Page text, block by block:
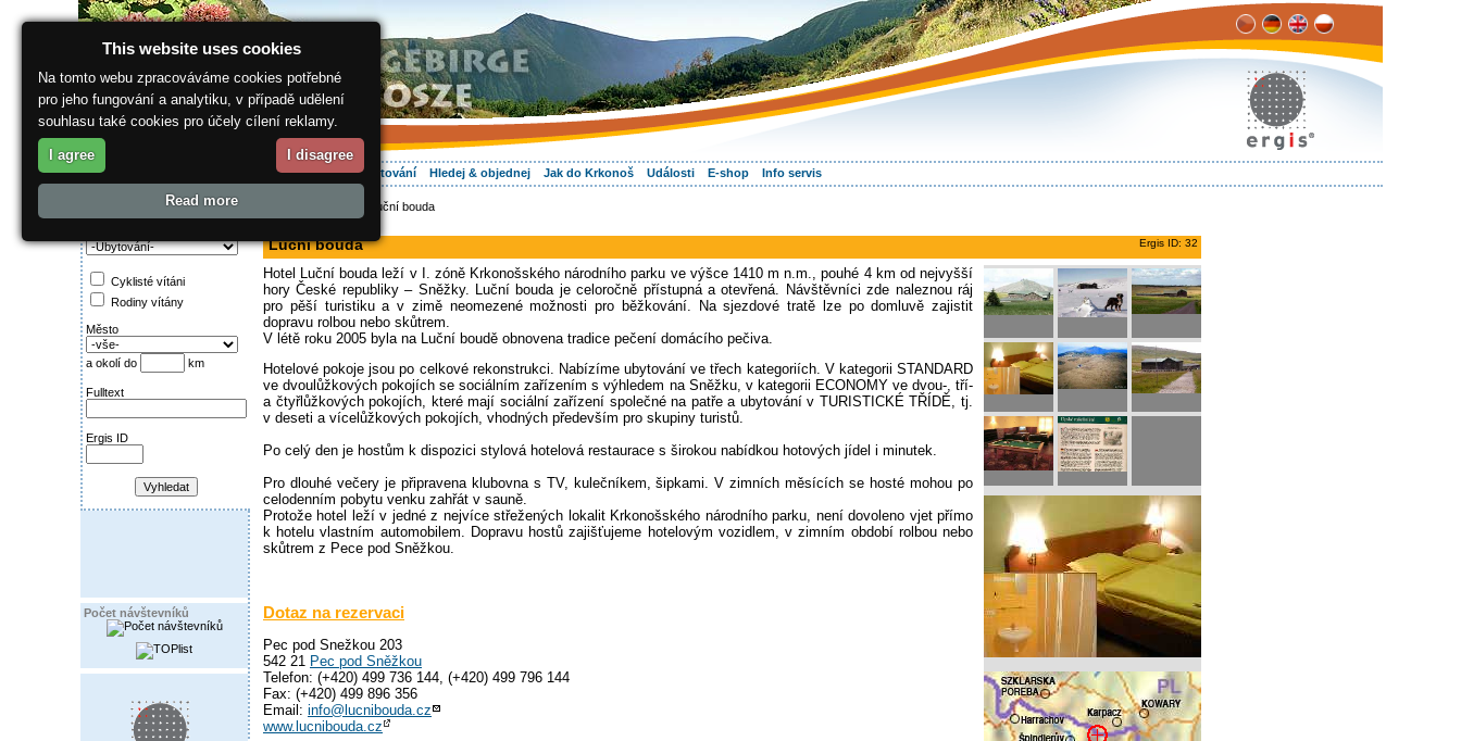
O regionu Vaše dovolená Ubytování Hledej & objednej Jak do Krkonoš Události E-shop Info servis
Najděte si:
Cyklisté vítáni
Rodiny vítány
Město
a okolí do km
Fulltext
Ergis ID
Počet návštevníků
> Luční bouda
Ergis ID: 32
Luční bouda
Hotel Luční bouda leží v I. zóně Krkonošského národního parku ve výšce 1410 m n.m., pouhé 4 km od nejvyšší
hory České republiky – Sněžky. Luční bouda je celoročně přístupná a otevřená. Návštěvníci zde naleznou ráj
pro pěší turistiku a v zimě neomezené možnosti pro běžkování. Na sjezdové tratě lze po domluvě zajistit
dopravu rolbou nebo skůtrem.
V létě roku 2005 byla na Luční boudě obnovena tradice pečení domácího pečiva.
Hotelové pokoje jsou po celkové rekonstrukci. Nabízíme ubytování ve třech kategoriích. V kategorii STANDARD
ve dvoulůžkových pokojích se sociálním zařízením s výhledem na Sněžku, v kategorii ECONOMY ve dvou-, tří-
a čtyřlůžkových pokojích, které mají sociální zařízení společné na patře a ubytování v TURISTICKÉ TŘÍDĚ, tj.
v deseti a vícelůžkových pokojích, vhodných především pro skupiny turistů.
Po celý den je hostům k dispozici stylová hotelová restaurace s širokou nabídkou hotových jídel i minutek.
Pro dlouhé večery je připravena klubovna s TV, kulečníkem, šipkami. V zimních měsících se hosté mohou po
celodenním pobytu venku zahřát v sauně.
Protože hotel leží v jedné z nejvíce střežených lokalit Krkonošského národního parku, není dovoleno vjet přímo
k hotelu vlastním automobilem. Dopravu hostů zajišťujeme hotelovým vozidlem, v zimním období rolbou nebo
skůtrem z Pece pod Sněžkou.
Dotaz na rezervaci
Pec pod Snežkou 203
542 21 Pec pod Sněžkou
Telefon: (+420) 499 736 144, (+420) 499 796 144
Fax: (+420) 499 896 356
Email: info@lucnibouda.cz
www.lucnibouda.cz
This website uses cookies
Na tomto webu zpracováváme cookies potřebné
pro jeho fungování a analytiku, v případě udělení
souhlasu také cookies pro účely cílení reklamy.
I agree I disagree
Read more